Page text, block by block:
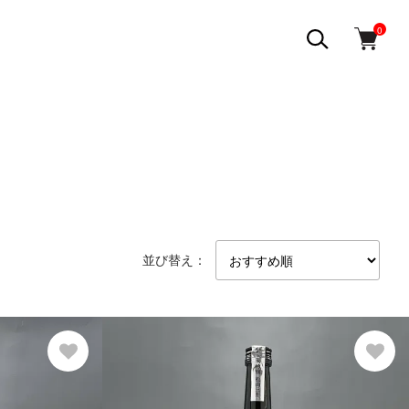
0
並び替え：